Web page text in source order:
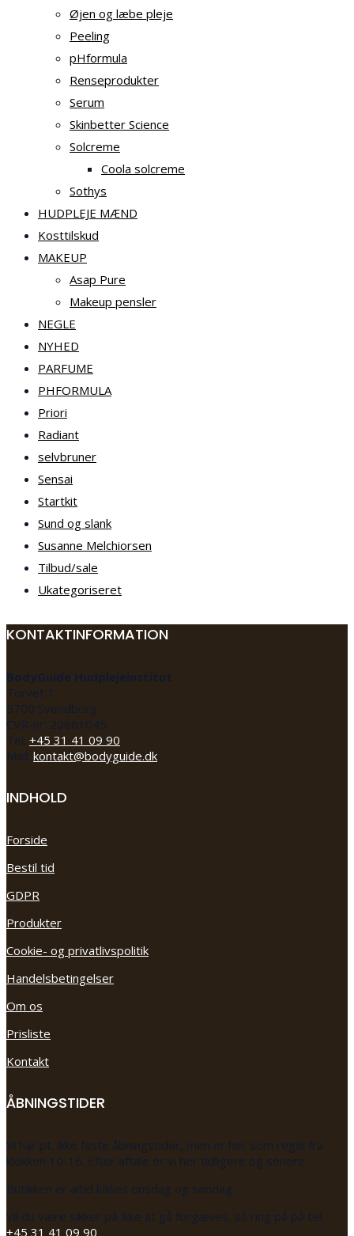
Øjen og læbe pleje
Peeling
pHformula
Renseprodukter
Serum
Skinbetter Science
Solcreme
Coola solcreme
Sothys
HUDPLEJE MÆND
Kosttilskud
MAKEUP
Asap Pure
Makeup pensler
NEGLE
NYHED
PARFUME
PHFORMULA
Priori
Radiant
selvbruner
Sensai
Startkit
Sund og slank
Susanne Melchiorsen
Tilbud/sale
Ukategoriseret
KONTAKTINFORMATION
BodyGuide Hudplejeinstitut
Torvet 1
5700 Svendborg
CVR-nr: 20861045
Tel: +45 31 41 09 90
Mail: kontakt@bodyguide.dk
INDHOLD
Forside
Bestil tid
GDPR
Produkter
Cookie- og privatlivspolitik
Handelsbetingelser
Om os
Prisliste
Kontakt
ÅBNINGSTIDER
Vi har pt. ikke faste åbningstider, men er her som regel fra
klokken 10-16. Efter aftale er vi her tidligere og senere.
Butikken er altid lukket onsdag og søndag.
Vil du være sikker på ikke at gå forgæves, så ring på på tel:
+45 31 41 09 90